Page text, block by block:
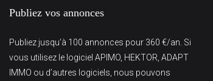
Publiez vos annonces
Publiez jusqu’à 100 annonces pour 360 €/an. Si
vous utilisez le logiciel APIMO, HEKTOR, ADAPT
IMMO ou d’autres logiciels, nous pouvons